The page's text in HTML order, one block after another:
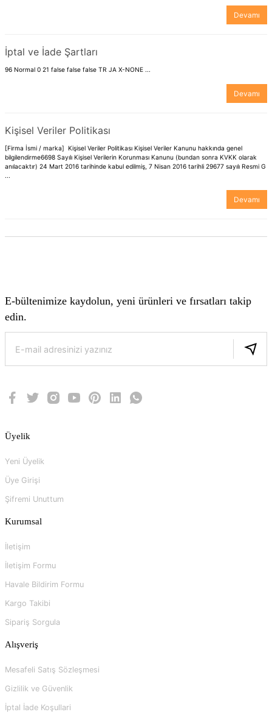
Devamı
İptal ve İade Şartları
96 Normal 0 21 false false false TR JA X-NONE ...
Devamı
Kişisel Veriler Politikası
[Firma İsmi / marka] Kişisel Veriler Politikası Kişisel Veriler Kanunu hakkında genel
bilgilendirme6698 Sayılı Kişisel Verilerin Korunması Kanunu (bundan sonra KVKK olarak
anılacaktır) 24 Mart 2016 tarihinde kabul edilmiş, 7 Nisan 2016 tarihli 29677 sayılı Resmi G
...
Devamı
E-bültenimize kaydolun, yeni ürünleri ve fırsatları takip
edin.
Üyelik
Yeni Üyelik
Üye Girişi
Şifremi Unuttum
Kurumsal
İletişim
İletişim Formu
Havale Bildirim Formu
Kargo Takibi
Sipariş Sorgula
Alışveriş
Mesafeli Satış Sözleşmesi
Gizlilik ve Güvenlik
İptal İade Koşullari